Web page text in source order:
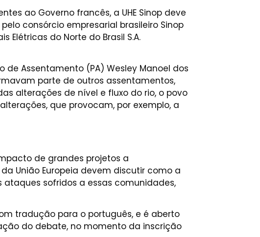
ao Governo francês, a UHE Sinop deve
consórcio empresarial brasileiro Sinop
Elétricas do Norte do Brasil S.A.
Assentamento (PA) Wesley Manoel dos
parte de outros assentamentos,
alterações de nível e fluxo do rio, o povo
que provocam, por exemplo, a
de grandes projetos a
União Europeia devem discutir como a
sofridos a essas comunidades,
tradução para o português, e é aberto
do debate, no momento da inscrição